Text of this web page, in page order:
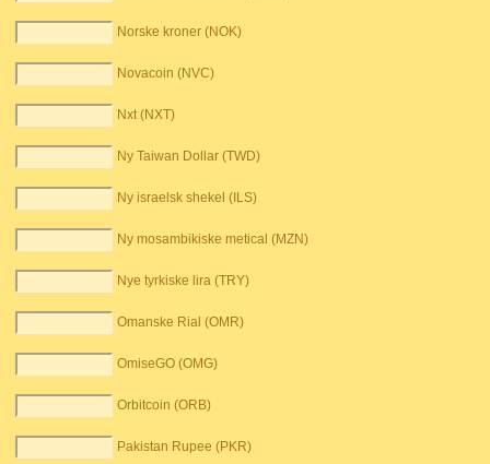
Norske kroner (NOK)
Novacoin (NVC)
Nxt (NXT)
Ny Taiwan Dollar (TWD)
Ny israelsk shekel (ILS)
Ny mosambikiske metical (MZN)
Nye tyrkiske lira (TRY)
Omanske Rial (OMR)
OmiseGO (OMG)
Orbitcoin (ORB)
Pakistan Rupee (PKR)